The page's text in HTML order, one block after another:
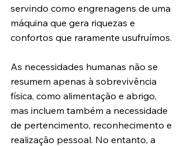
servindo como engrenagens de uma
máquina que gera riquezas e
confortos que raramente usufruímos.
As necessidades humanas não se
resumem apenas à sobrevivência
física, como alimentação e abrigo,
mas incluem também a necessidade
de pertencimento, reconhecimento e
realização pessoal. No entanto, a